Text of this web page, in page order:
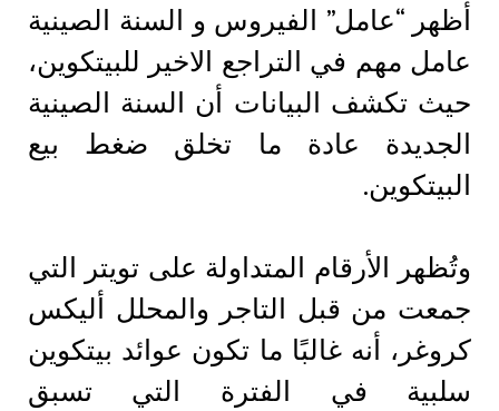
أظهر “عامل” الفيروس و السنة الصينية
عامل مهم في التراجع الاخير للبيتكوين،
حيث تكشف البيانات أن السنة الصينية
الجديدة عادة ما تخلق ضغط بيع
البيتكوين.
وتُظهر الأرقام المتداولة على تويتر التي
جمعت من قبل التاجر والمحلل أليكس
كروغر، أنه غالبًا ما تكون عوائد بيتكوين
سلبية في الفترة التي تسبق